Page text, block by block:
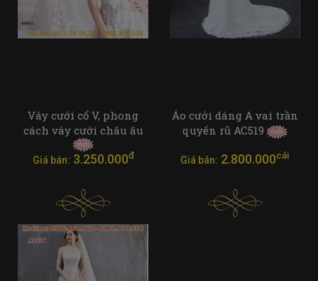
Váy cưới cổ V, phong
cách váy cưới châu âu
Giá bán: 3.250.000đ
Áo cưới dáng A vai trần
quyến rũ AC519
Giá bán: 2.800.000cái